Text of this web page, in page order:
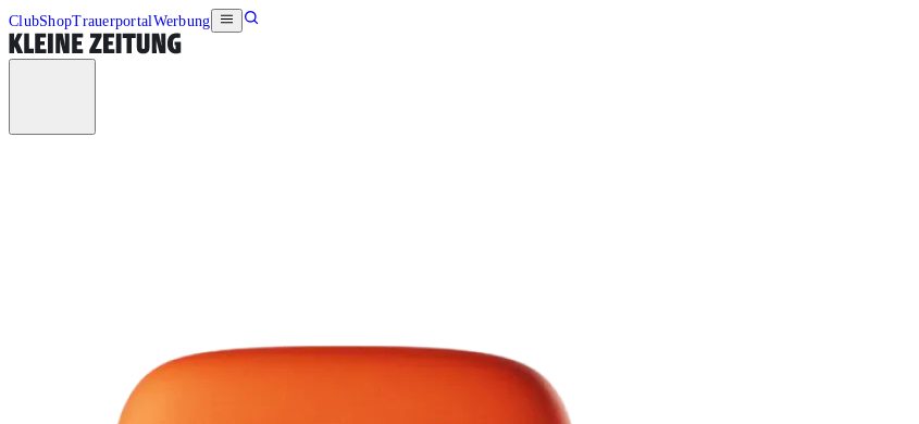
ClubShopTrauerportalWerbung